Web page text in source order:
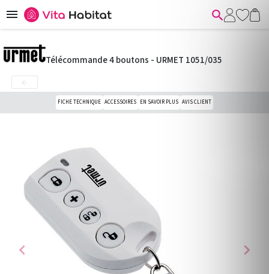
 
chevron_left chevron_right
Télécommande 4 boutons - URMET 1051/035
FICHE TECHNIQUE ACCESSOIRES EN SAVOIR PLUS AVIS CLIENT